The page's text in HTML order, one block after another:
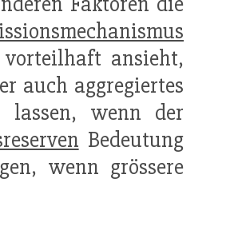
ansieht,
auch aggregiertes
lassen, wenn der
Bedeutung
wenn grössere